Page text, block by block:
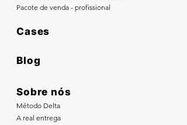
Pacote de venda - profissional
Cases
Blog
Sobre nós
Método Delta
A real entrega